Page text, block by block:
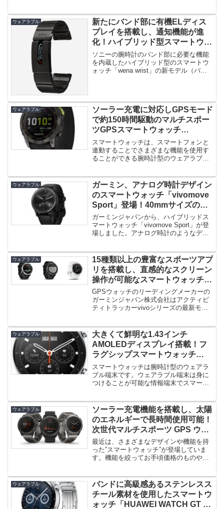
ウェアラブル
新たにバンド部に有機ELディス
プレイを搭載し、通知機能が進
化！ハイブリッド型スマートウォ
ッチの新モデル「wena wrist
pro」発売！
ソニーの腕時計のバンド部に必要な機能
を内蔵したハイブリッド型のスマートウ
ォッチ「wena wrist」の新モデル（バン
ウェアラブル
ソーラー充電に対応しGPSモード
で約150時間駆動のマルチスポー
ツGPSスマートウォッチ
「Enduro 2」登場！
スマートウォッチは、スマートフォンと
連動することでさまざまな機能を使用す
ることができる腕時計型のウェアラブル
ウェアラブル
ガーミン、アナログ時計デザイン
のスマートウォッチ「vivomove
Sport」登場！40mmサイズのウ
ォッチフェイスを採用！
ガーミンジャパンから、ハイブリッドス
マートウォッチ「vivomove Sport」が登
場しました。アナログ時計のようなデザ
ウェアラブル
15種類以上の豊富なスポーツアプ
リを搭載し、直感的なスクリーン
操作が可能なスマートウォッチ
「vivoactive3」発売！
GPSウォッチのリーディングメーカーの
ガーミンジャパン株式会社はアクティビ
ティトラッカーvivoシリーズの最新モデ
ウェアラブル
大きくて鮮明な1.43インチ
AMOLEDディスプレイ搭載！フ
ラグシップスマートウォッチ
「Xiaomi Watch S1」登場！
スマートウォッチは腕時計型のウェアラ
ブル端末です。ウェアラブル端末は身に
つけることが可能な情報端末でスマート
ウェアラブル
ソーラー充電機能を搭載し、太陽
のエネルギーで長時間使用可能！
次世代マルチスポーツ GPS ウォ
ッチ Garmin『fenix6X Pro Dual
Power』！
最近は、さまざまなデザインや機能を持
った”スマートウォッチ”が登場していま
す。機能を絞ってお手頃価格のものや、
ウェアラブル
バンドに高級感あるステンレスス
チール素材を使用したスマートウ
ォッチ「HUAWEI WATCH GT 3